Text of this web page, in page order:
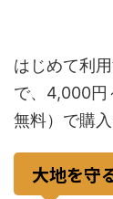
はじめて利
で、4,000円
無料）で購入
大地を守